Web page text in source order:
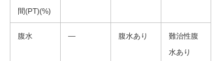
間(PT)(%)
腹水 ― 腹水あり
難治性腹
水あり